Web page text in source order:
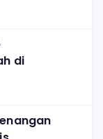
di